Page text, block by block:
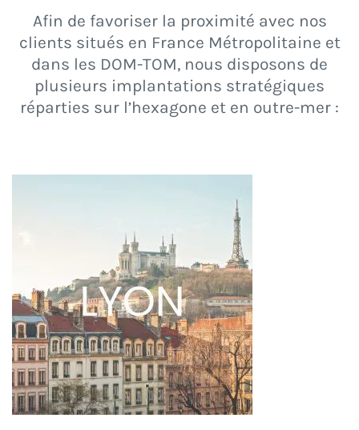
Afin de favoriser la proximité avec nos
clients situés en France Métropolitaine et
dans les DOM-TOM, nous disposons de
plusieurs implantations stratégiques
réparties sur l’hexagone et en outre-mer :